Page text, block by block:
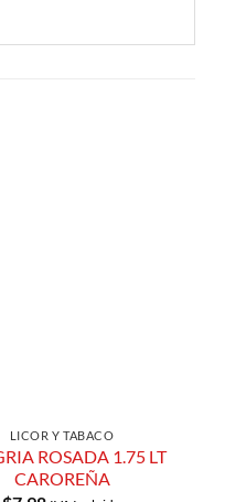
LICOR Y TABACO
ROSADA 1.75 LT
CAROREÑA